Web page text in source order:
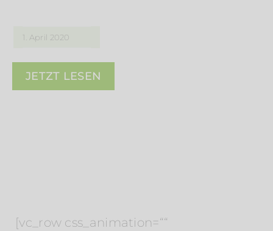
FLAIR HOTEL WERDEN
FIRMENPARTNER
1. April 2020
JETZT LESEN
[vc_row css_animation=““